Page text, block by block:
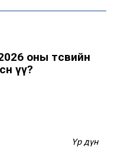
Ховд аймагт сураггүй алга
оны төсвийн
үү?
Үр дүн